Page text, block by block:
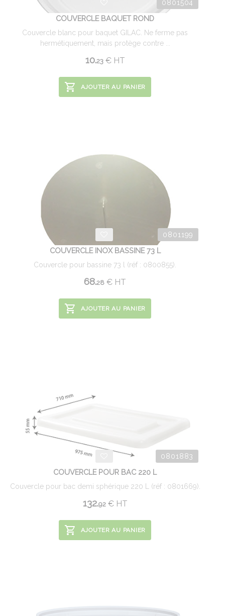
0801504
COUVERCLE BAQUET ROND
Couvercle blanc pour baquet GILAC. Ne ferme pas
hermétiquement, mais protège contre ...
10.23 €HT
AJOUTER AU PANIER
0801199
COUVERCLE INOX BASSINE 73 L
Couvercle pour bassine 73 l (réf : 0800855).
68.28 € HT
AJOUTER AU PANIER
0801883
COUVERCLE POUR BAC 220 L
Couvercle pour bac demi sphérique 220 L (réf : 0801669).
132.92 €HT
AJOUTER AU PANIER